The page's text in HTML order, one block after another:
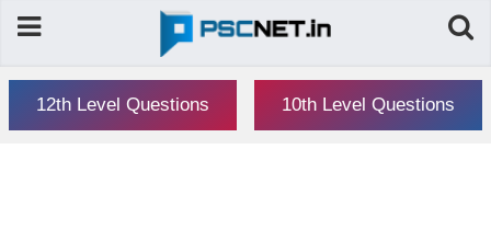
12th Level Questions 10th Level Questions